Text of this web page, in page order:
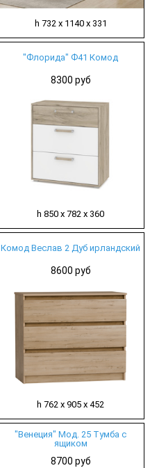
h 732 х 1140 х 331
"Флорида" Ф41 Комод
8300 руб
h 850 х 782 х 360
Комод Веслав 2 Дуб ирландский
8600 руб
h 762 х 905 х 452
"Венеция" Мод. 25 Тумба с
ящиком
8700 руб